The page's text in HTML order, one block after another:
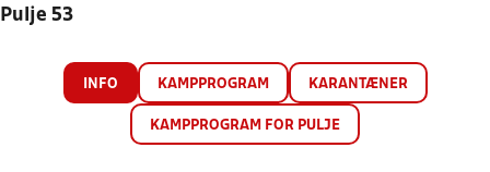
Pulje 53
INFO KAMPPROGRAM KARANTÆNER
KAMPPROGRAM FOR PULJE